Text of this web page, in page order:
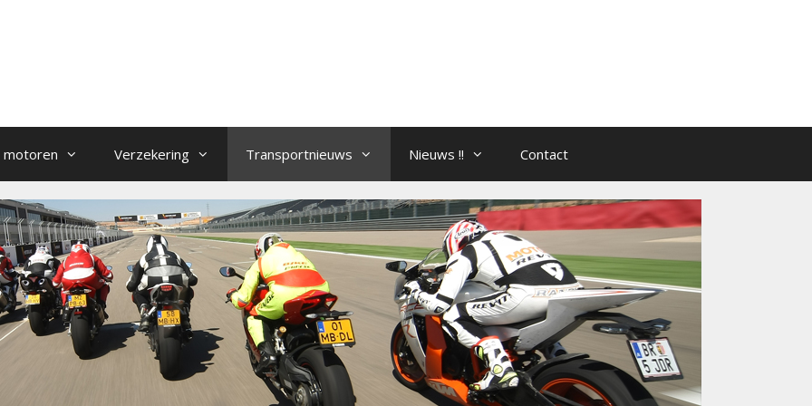
Verzekering Transportnieuws Nieuws !! Contact